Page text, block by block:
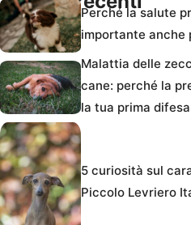
Perché la salute
importante anche
Malattia delle
cane: perché la
la tua prima difesa
5 curiosità sul
Piccolo Levriero